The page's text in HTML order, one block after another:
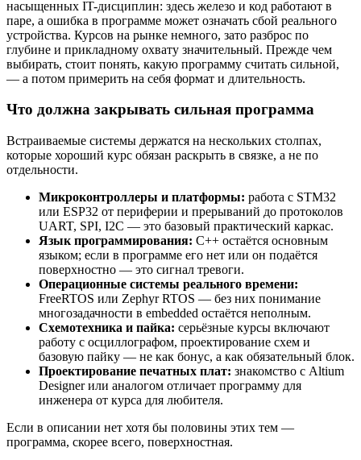
насыщенных IT-дисциплин: здесь железо и код работают в
паре, а ошибка в программе может означать сбой реального
устройства. Курсов на рынке немного, зато разброс по
глубине и прикладному охвату значительный. Прежде чем
выбирать, стоит понять, какую программу считать сильной,
— а потом примерить на себя формат и длительность.
Что должна закрывать сильная программа
Встраиваемые системы держатся на нескольких столпах,
которые хороший курс обязан раскрыть в связке, а не по
отдельности.
Микроконтроллеры и платформы: работа с STM32
или ESP32 от периферии и прерываний до протоколов
UART, SPI, I2C — это базовый практический каркас.
Язык программирования: C++ остаётся основным
языком; если в программе его нет или он подаётся
поверхностно — это сигнал тревоги.
Операционные системы реального времени:
FreeRTOS или Zephyr RTOS — без них понимание
многозадачности в embedded остаётся неполным.
Схемотехника и пайка: серьёзные курсы включают
работу с осциллографом, проектирование схем и
базовую пайку — не как бонус, а как обязательный блок.
Проектирование печатных плат: знакомство с Altium
Designer или аналогом отличает программу для
инженера от курса для любителя.
Если в описании нет хотя бы половины этих тем —
программа, скорее всего, поверхностная.